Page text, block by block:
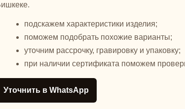
подскажем характеристики изделия;
поможем подобрать похожие варианты;
уточним рассрочку, гравировку и упаковку;
при наличии сертификата поможем
Уточнить в WhatsApp